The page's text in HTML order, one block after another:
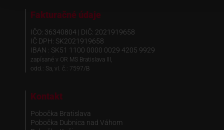
Fakturačné údaje
IČO: 36340804 | DIČ: 2021919658
IČ DPH: SK2021919658
IBAN : SK51 1100 0000 0029 4205 9929
zapísané v OR MS Bratislava III,
odd.: Sa, vl. č.: 7597/B
Kontakt
Pobočka Bratislava
Pobočka Dubnica nad Váhom